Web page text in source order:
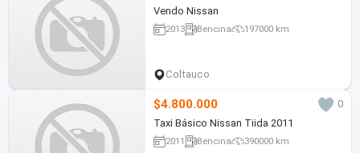
Vendo Nissan
2013 Bencina 197000 km
Coltauco
$4.800.000
0
Taxi Básico Nissan Tiida 2011
2011 Bencina 390000 km